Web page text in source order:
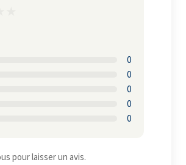
0
0
0
0
0
pour laisser un avis.